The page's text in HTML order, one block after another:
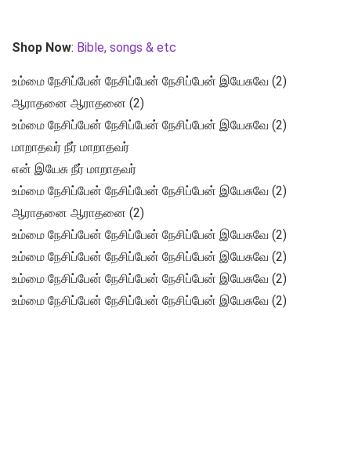
Shop Now: Bible, songs & etc
உம்மை நேசிப்பேன் நேசிப்பேன் நேசிப்பேன் இயேசுவே (2)
ஆராதனை ஆராதனை (2)
உம்மை நேசிப்பேன் நேசிப்பேன் நேசிப்பேன் இயேசுவே (2)
மாறாதவர் நீர் மாறாதவர்
என் இயேசு நீர் மாறாதவர்
உம்மை நேசிப்பேன் நேசிப்பேன் நேசிப்பேன் இயேசுவே (2)
ஆராதனை ஆராதனை (2)
உம்மை நேசிப்பேன் நேசிப்பேன் நேசிப்பேன் இயேசுவே (2)
உம்மை நேசிப்பேன் நேசிப்பேன் நேசிப்பேன் இயேசுவே (2)
உம்மை நேசிப்பேன் நேசிப்பேன் நேசிப்பேன் இயேசுவே (2)
உம்மை நேசிப்பேன் நேசிப்பேன் நேசிப்பேன் இயேசுவே (2)